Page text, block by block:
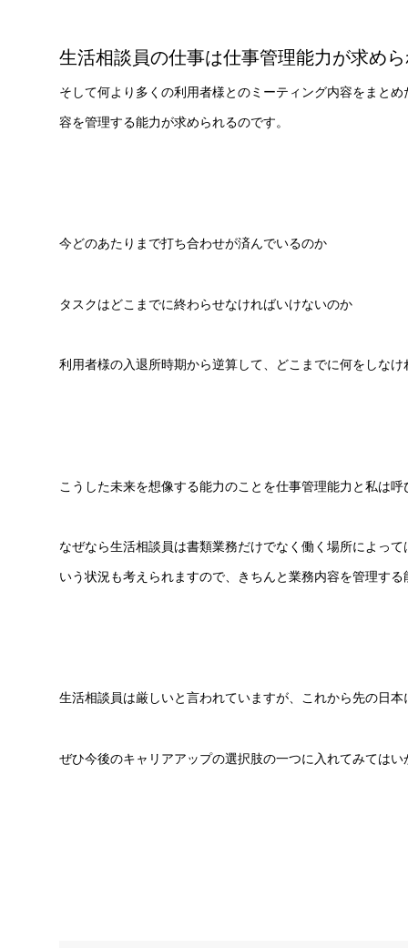
生活相談員の仕事は仕事管理能力が求め
そして何より多くの利用者様とのミーティング内容をまと
容を管理する能力が求められるのです。
今どのあたりまで打ち合わせが済んでいるのか
タスクはどこまでに終わらせなければいけないのか
利用者様の入退所時期から逆算して、どこまでに何をしなけ
こうした未来を想像する能力のことを仕事管理能力と私は
なぜなら生活相談員は書類業務だけでなく働く場所によっ
いう状況も考えられますので、きちんと業務内容を管理す
生活相談員は厳しいと言われていますが、これから先の日
ぜひ今後のキャリアアップの選択肢の一つに入れてみてはい